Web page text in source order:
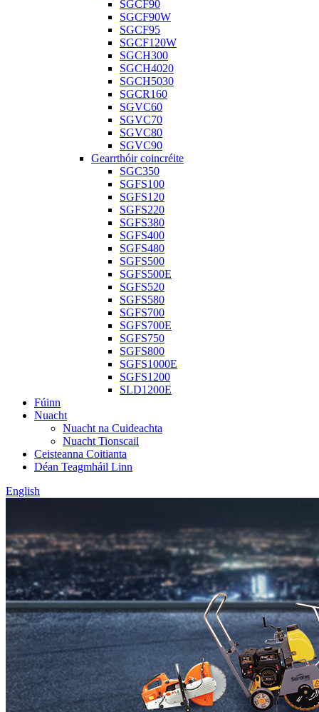
SGCF90
SGCF90W
SGCF95
SGCF120W
SGCH300
SGCH4020
SGCH5030
SGCR160
SGVC60
SGVC70
SGVC80
SGVC90
Gearrthóir coincréite
SGC350
SGFS100
SGFS120
SGFS220
SGFS380
SGFS400
SGFS480
SGFS500
SGFS500E
SGFS520
SGFS580
SGFS700
SGFS700E
SGFS750
SGFS800
SGFS1000E
SGFS1200
SLD1200E
Fúinn
Nuacht
Nuacht na Cuideachta
Nuacht Tionscail
Ceisteanna Coitianta
Déan Teagmháil Linn
English